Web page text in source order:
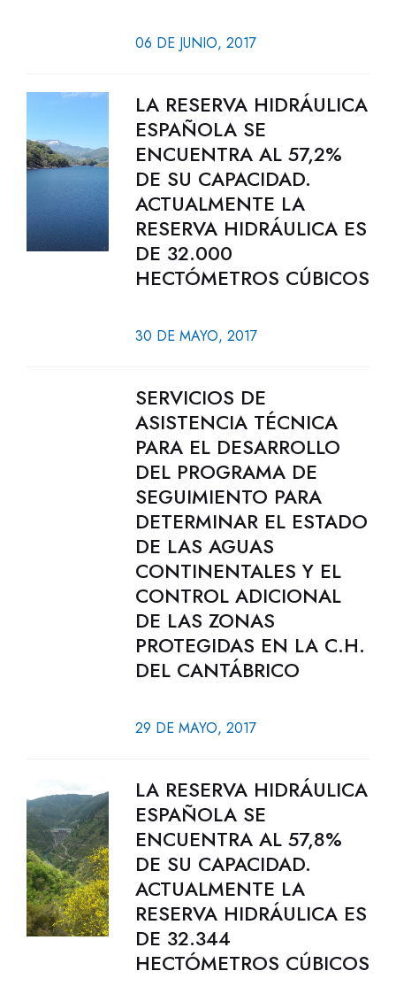
06 DE JUNIO, 2017
LA RESERVA HIDRÁULICA
ESPAÑOLA SE
ENCUENTRA AL 57,2%
DE SU CAPACIDAD.
ACTUALMENTE LA
RESERVA HIDRÁULICA ES
DE 32.000
HECTÓMETROS CÚBICOS
30 DE MAYO, 2017
SERVICIOS DE
ASISTENCIA TÉCNICA
PARA EL DESARROLLO
DEL PROGRAMA DE
SEGUIMIENTO PARA
DETERMINAR EL ESTADO
DE LAS AGUAS
CONTINENTALES Y EL
CONTROL ADICIONAL
DE LAS ZONAS
PROTEGIDAS EN LA C.H.
DEL CANTÁBRICO
29 DE MAYO, 2017
LA RESERVA HIDRÁULICA
ESPAÑOLA SE
ENCUENTRA AL 57,8%
DE SU CAPACIDAD.
ACTUALMENTE LA
RESERVA HIDRÁULICA ES
DE 32.344
HECTÓMETROS CÚBICOS